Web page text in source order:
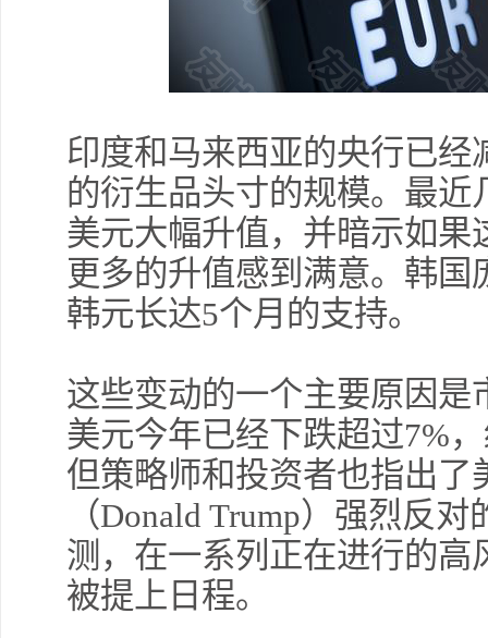
印度和马来西亚的央行已
的衍生品头寸的规模。最
美元大幅升值，并暗示如果
更多的升值感到满意。韩
韩元长达5个月的支持。
这些变动的一个主要原因
美元今年已经下跌超过7%
但策略师和投资者也指出了
（Donald Trump）强烈反
测，在一系列正在进行的
被提上日程。